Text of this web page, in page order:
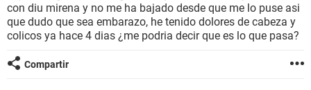
SEXUALIDAD
GLOSARIO
con diu mirena y no me ha bajado desde que me lo puse asi
que dudo que sea embarazo, he tenido dolores de cabeza y
colicos ya hace 4 dias ¿me podria decir que es lo que pasa?
Compartir